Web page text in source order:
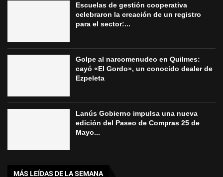
Escuelas de gestión cooperativa
celebraron la creación de un registro
para el sector:...
Golpe al narcomenudeo en Quilmes:
cayó «El Gordo», un conocido dealer de
Ezpeleta
Lanús Gobierno impulsa una nueva
edición del Paseo de Compras 25 de
Mayo...
MÁS LEÍDAS DE LA SEMANA